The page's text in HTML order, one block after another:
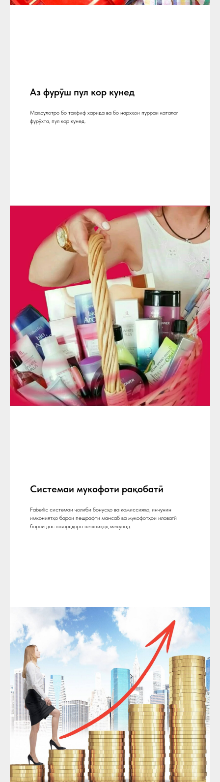
Аз фурӯш пул кор кунед
Маҳсулотро бо тахфиф харида ва бо нархҳои пурраи каталог
фурӯхта, пул кор кунед.
Системаи мукофоти рақобатӣ
Faberlic системаи ҷолиби бонусҳо ва комиссияҳо, инчунин
имкониятҳо барои пешрафти мансаб ва мукофотҳои иловагӣ
барои дастовардҳоро пешниҳод мекунад.